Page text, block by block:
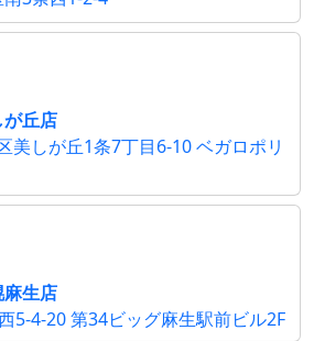
丘店
美しが丘1条7丁目6-10 ベガロポリ
生店
5-4-20 第34ビッグ麻生駅前ビル2F